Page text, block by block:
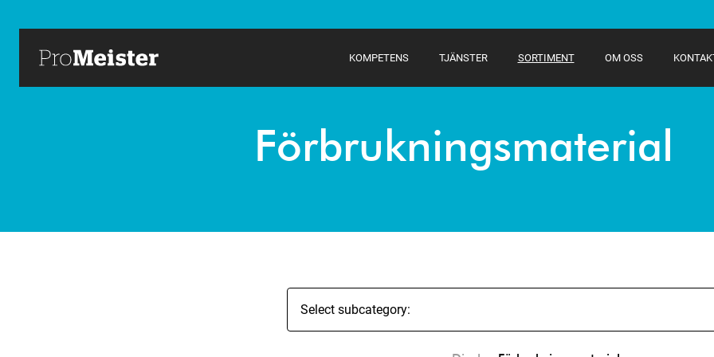
KOMPETENS TJÄNSTER SORTIMENT OM OSS
Förbrukningsmaterial
Select subcategory: